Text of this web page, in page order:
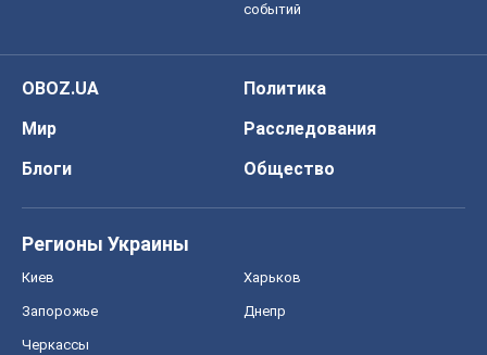
событий
OBOZ.UA
Политика
Мир
Расследования
Блоги
Общество
Регионы Украины
Киев Харьков
Запорожье Днепр
Черкассы